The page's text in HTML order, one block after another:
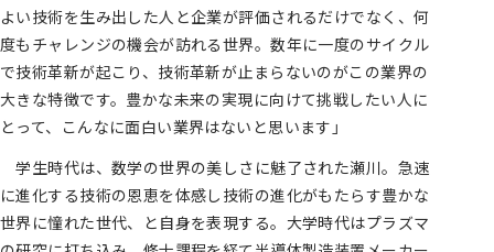
よい技術を生み出した人と企業が評価されるだけでなく、何
度もチャレンジの機会が訪れる世界。数年に一度のサイクル
で技術革新が起こり、技術革新が止まらないのがこの業界の
大きな特徴です。豊かな未来の実現に向けて挑戦したい人に
とって、こんなに面白い業界はないと思います」
学生時代は、数学の世界の美しさに魅了された瀬川。急速
に進化する技術の恩恵を体感し技術の進化がもたらす豊かな
世界に憧れた世代、と自身を表現する。大学時代はプラズマ